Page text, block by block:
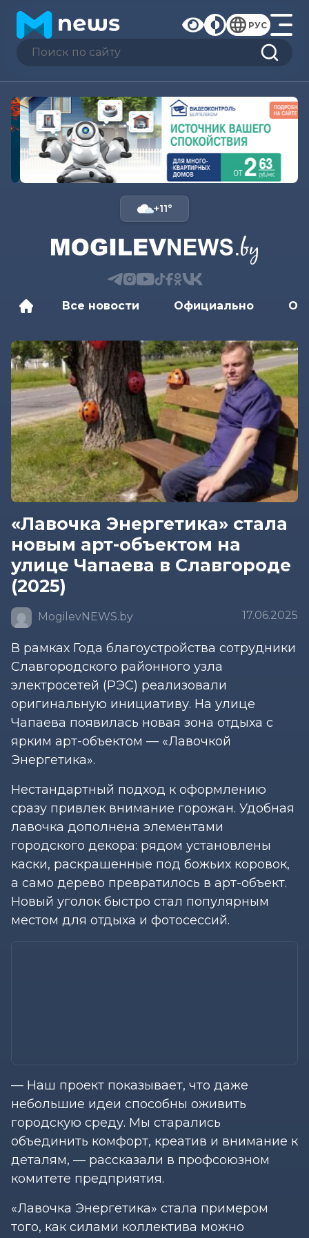
РУС
+11°
Все новости Официально
«Лавочка Энергетика» стала
новым арт-объектом на
улице Чапаева в Славгороде
(2025)
MogilevNEWS.by 17.06.2025
В рамках Года благоустройства сотрудники
Славгородского районного узла
электросетей (РЭС) реализовали
оригинальную инициативу. На улице
Чапаева появилась новая зона отдыха с
ярким арт-объектом — «Лавочкой
Энергетика».
Нестандартный подход к оформлению
сразу привлек внимание горожан. Удобная
лавочка дополнена элементами
городского декора: рядом установлены
каски, раскрашенные под божьих коровок,
а само дерево превратилось в арт-объект.
Новый уголок быстро стал популярным
местом для отдыха и фотосессий.
— Наш проект показывает, что даже
небольшие идеи способны оживить
городскую среду. Мы старались
объединить комфорт, креатив и внимание к
деталям, — рассказали в профсоюзном
комитете предприятия.
«Лавочка Энергетика» стала примером
того, как силами коллектива можно